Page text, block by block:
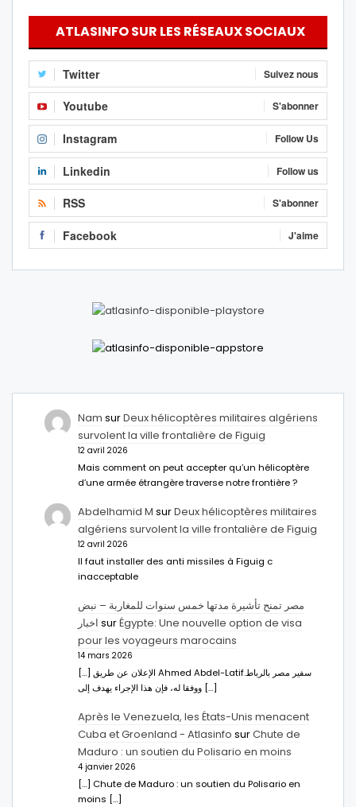
ATLASINFO SUR LES RÉSEAUX SOCIAUX
Twitter Suivez nous
Youtube S'abonner
Instagram Follow Us
Linkedin Follow us
RSS S'abonner
Facebook J'aime
Nam surDeux hélicoptères militaires algériens
survolent la ville frontalière de Figuig
12 avril 2026
Mais comment on peut accepter qu’un hélicoptère
d’une armée étrangère traverse notre frontière ?
Abdelhamid M surDeux hélicoptères militaires
algériens survolent la ville frontalière de Figuig
12 avril 2026
Il faut installer des anti missiles à Figuig c
inacceptable
مصر تمنح تأشيرة مدتها خمس سنوات للمغاربة – نبض
اخبار surÉgypte: Une nouvelle option de visa
pour les voyageurs marocains
14 mars 2026
[…] الإعلان عن طريق Ahmed Abdel-Latifسفير مصر بالرباط.
ووفقا له، فإن هذا الإجراء يهدف إلى […]
Après le Venezuela, les États-Unis menacent
Cuba et Groenland - Atlasinfo surChute de
Maduro : un soutien du Polisario en moins
4 janvier 2026
[…] Chute de Maduro : un soutien du Polisario en
moins […]